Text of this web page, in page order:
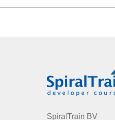
SpiralTrain BV